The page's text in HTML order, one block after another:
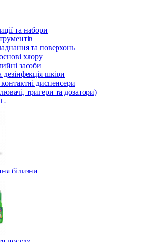
та набори
та поверхонь
хлору
засоби
шкіри
контактні диспенсери
тригери та дозатори)
+-
білизни